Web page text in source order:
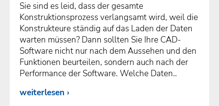
Sie sind es leid, dass der gesamte
Konstruktionsprozess verlangsamt wird, weil die
Konstrukteure ständig auf das Laden der Daten
warten müssen? Dann sollten Sie Ihre CAD-
Software nicht nur nach dem Aussehen und den
Funktionen beurteilen, sondern auch nach der
Performance der Software. Welche Daten..
weiterlesen